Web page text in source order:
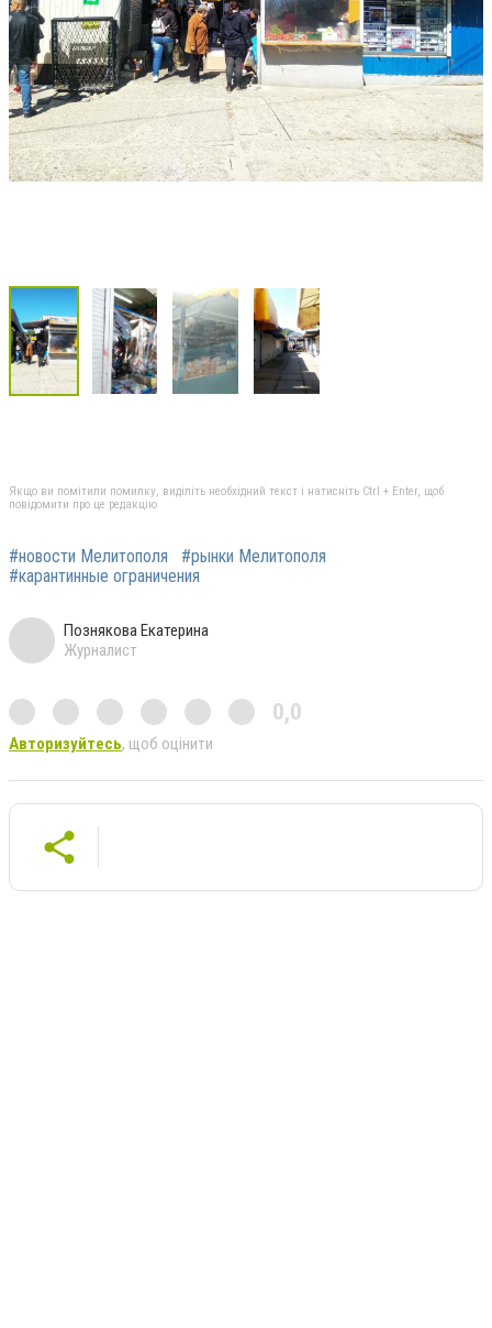
Якщо ви помітили помилку, виділіть необхідний текст і натисніть Ctrl + Enter, щоб
повідомити про це редакцію
#новости Мелитополя
#рынки Мелитополя
#карантинные ограничения
Познякова Екатерина
Журналист
0,0
Авторизуйтесь, щоб оцінити